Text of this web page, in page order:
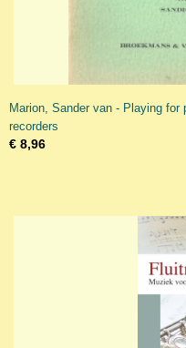
Marion, Sander van - Playing
recorders
€ 8,96